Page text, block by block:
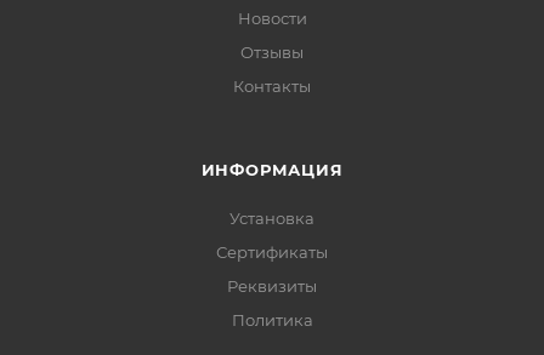
Новости
Отзывы
Контакты
ИНФОРМАЦИЯ
Установка
Сертификаты
Реквизиты
Политика